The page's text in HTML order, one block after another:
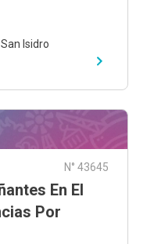
Isidro
N° 43645
En El
Por